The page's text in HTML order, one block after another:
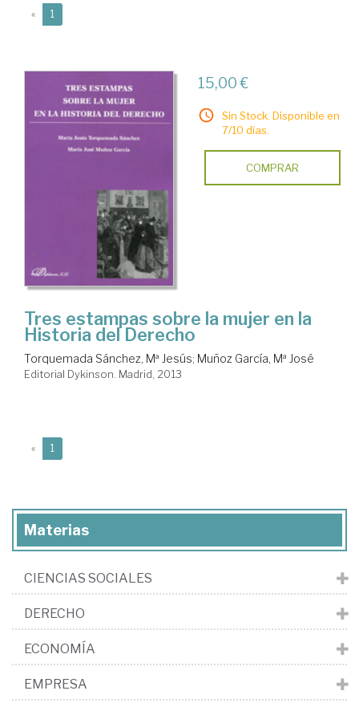
José
« 1
15,00 €
Sin Stock. Disponible en
7/10 días.
COMPRAR
Tres estampas sobre la mujer en la
Historia del Derecho
Torquemada Sánchez, Mª Jesús; Muñoz García, Mª José
Editorial Dykinson. Madrid, 2013
« 1
Materias
CIENCIAS SOCIALES
DERECHO
ECONOMÍA
EMPRESA